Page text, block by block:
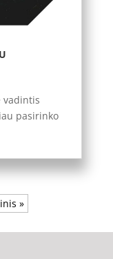
vadintis
pasirinko
»